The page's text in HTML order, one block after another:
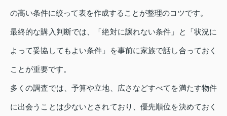
の高い条件に絞って表を作成することが整理のコツです。
最終的な購入判断では、「絶対に譲れない条件」と「状況に
よって妥協してもよい条件」を事前に家族で話し合っておく
ことが重要です。
多くの調査では、予算や立地、広さなどすべてを満たす物件
に出会うことは少ないとされており、優先順位を決めておく